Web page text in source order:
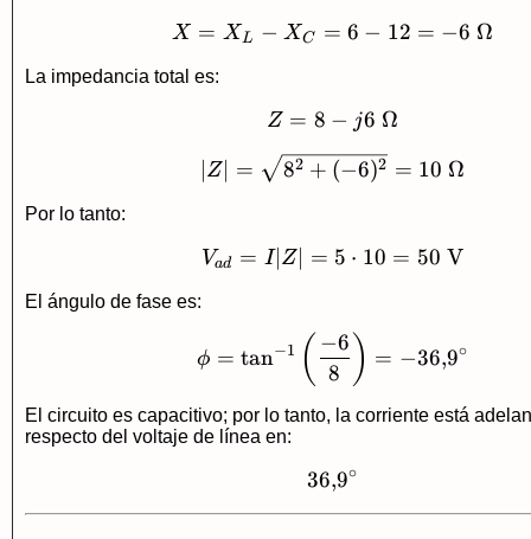
X=X_L-X_C=6-
X = X L − XC = 6 − 12 = −6 Ω
La impedancia total es:
Z=8-j6\ \Omega
Z = 8 − j6 Ω
|Z|=\sqrt{8^2+(-
∣Z∣ = 82 + (−6)2 = 10 Ω
Por lo tanto:
Vad = I∣Z∣ = 5 ⋅ 10 = 50 V
El ángulo de fase es:
\phi=\tan^{-
ϕ = tan−1 ( 8
−6 ) = −36,9∘
El circuito es capacitivo; por lo tanto, la corriente está
respecto del voltaje de línea en:
36{,}9^\circ
36,9∘